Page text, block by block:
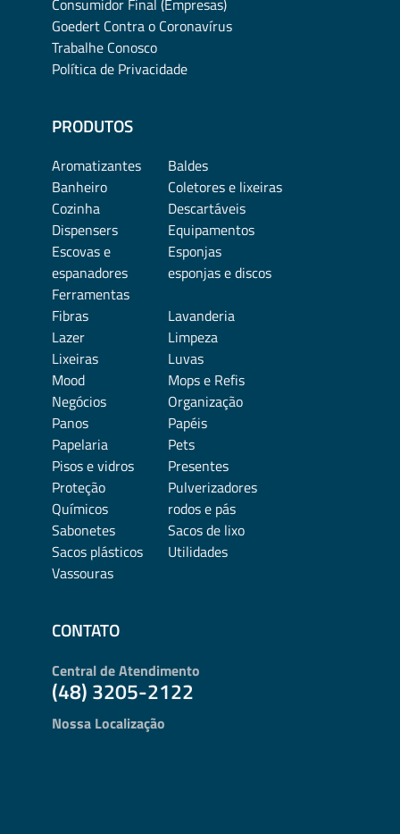
Consumidor Final (Empresas)
Goedert Contra o Coronavírus
Trabalhe Conosco
Política de Privacidade
PRODUTOS
Aromatizantes
Baldes
Banheiro
Coletores e lixeiras
Cozinha
Descartáveis
Dispensers
Equipamentos
Escovas e
espanadores
Esponjas
esponjas e discos
Ferramentas
Fibras
Lavanderia
Lazer
Limpeza
Lixeiras
Luvas
Mood
Mops e Refis
Negócios
Organização
Panos
Papéis
Papelaria
Pets
Pisos e vidros
Presentes
Proteção
Pulverizadores
Químicos
rodos e pás
Sabonetes
Sacos de lixo
Sacos plásticos
Utilidades
Vassouras
CONTATO
Central de Atendimento
(48) 3205-2122
Nossa Localização